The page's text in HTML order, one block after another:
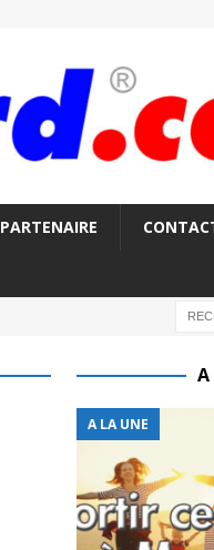
PARTENAIRE
A
A LA UNE